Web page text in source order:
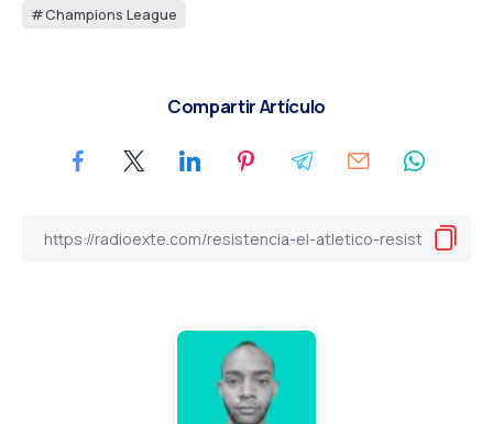
Champions League
Compartir Artículo